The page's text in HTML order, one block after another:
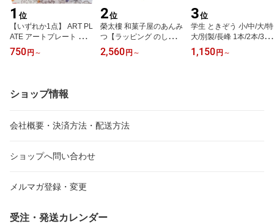
1 位
【いずれか1点】 ART PL
ATE アートプレート サン
キャッチャー オーナメン
トプレート プレートのみ
乗り物 車 バイク ハロウ
ィン クリスマス ボー
絵の具）は付属しません
750 円 ～
2位
榮太樓 和菓子屋のあんみ
つ【ラッピング のし対
応】 黒みつ あんみつ 6号
缶 225g 榮太郎 榮太樓 え
御歳暮 御中元 お供え 御
供
2,560 円 ～
3位
学生 ときぞう 小/中/大/特
大/別製/長峰 1本/2本/3本/
5本/10本 大筆 太筆 習字
書写 書道 和筆 書道筆 熊
1,150 円 ～
ショップ情報
会社概要・決済方法・配送方法
ショップへ問い合わせ
メルマガ登録・変更
受注・発送カレンダー